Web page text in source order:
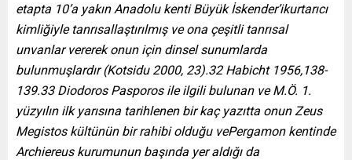
etapta 10’a yakın Anadolu kenti Büyük İskender’ikurtarıcı
kimliğiyle tanrısallaştırılmış ve ona çeşitli tanrısal
unvanlar vererek onun için dinsel sunumlarda
bulunmuşlardır (Kotsidu 2000, 23).32 Habicht 1956,138-
139.33 Diodoros Pasporos ile ilgili bulunan ve M.Ö. 1.
yüzyılın ilk yarısına tarihlenen bir kaç yazıtta onun Zeus
Megistos kültünün bir rahibi olduğu vePergamon kentinde
Archiereus kurumunun başında yer aldığı da